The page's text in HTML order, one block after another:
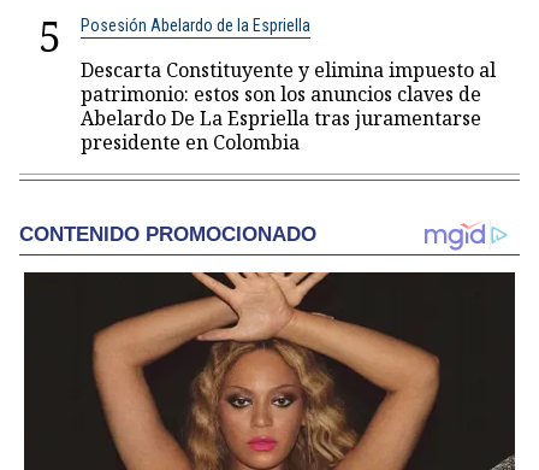
5 Posesión Abelardo de la Espriella
Descarta Constituyente y elimina impuesto al
patrimonio: estos son los anuncios claves de
Abelardo De La Espriella tras juramentarse
presidente en Colombia